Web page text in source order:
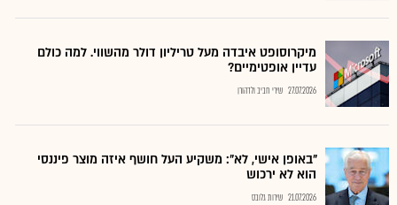
מיקרוסופט איבדה מעל טריליון דולר מהשווי. למה כולם
עדיין אופטימיים?
27.07.2026 שירי חביב ולדהורן
"באופן אישי, לא": משקיע העל חושף איזה מוצר פיננסי
הוא לא ירכוש
21.07.2026 שירות גלובס